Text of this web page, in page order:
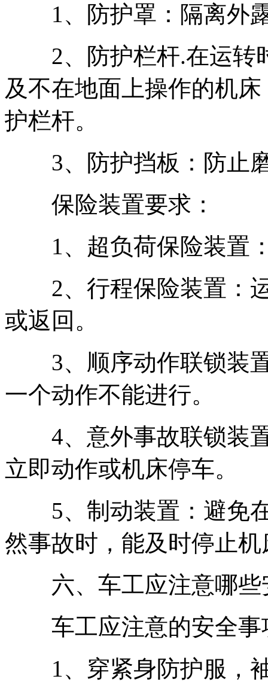
1、防护罩：隔离外
2、防护栏杆.在运转
及不在地面上操作的机
护栏杆。
3、防护挡板：防止磨
保险装置要求：
1、超负荷保险装置：
2、行程保险装置：运
或返回。
3、顺序动作联锁装置
一个动作不能进行。
4、意外事故联锁装置
立即动作或机床停车。
5、制动装置：避免在
然事故时，能及时停止
六、车工应注意哪些
车工应注意的安全事
1、穿紧身防护服，袖